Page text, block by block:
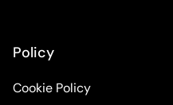
Policy
Cookie Policy